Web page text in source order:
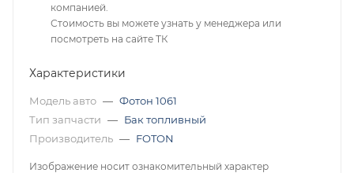
компанией.
Стоимость вы можете узнать у менеджера или
посмотреть на сайте ТК
Характеристики
Модель авто — Фотон 1061
Тип запчасти — Бак топливный
Производитель — FOTON
Изображение носит ознакомительный характер